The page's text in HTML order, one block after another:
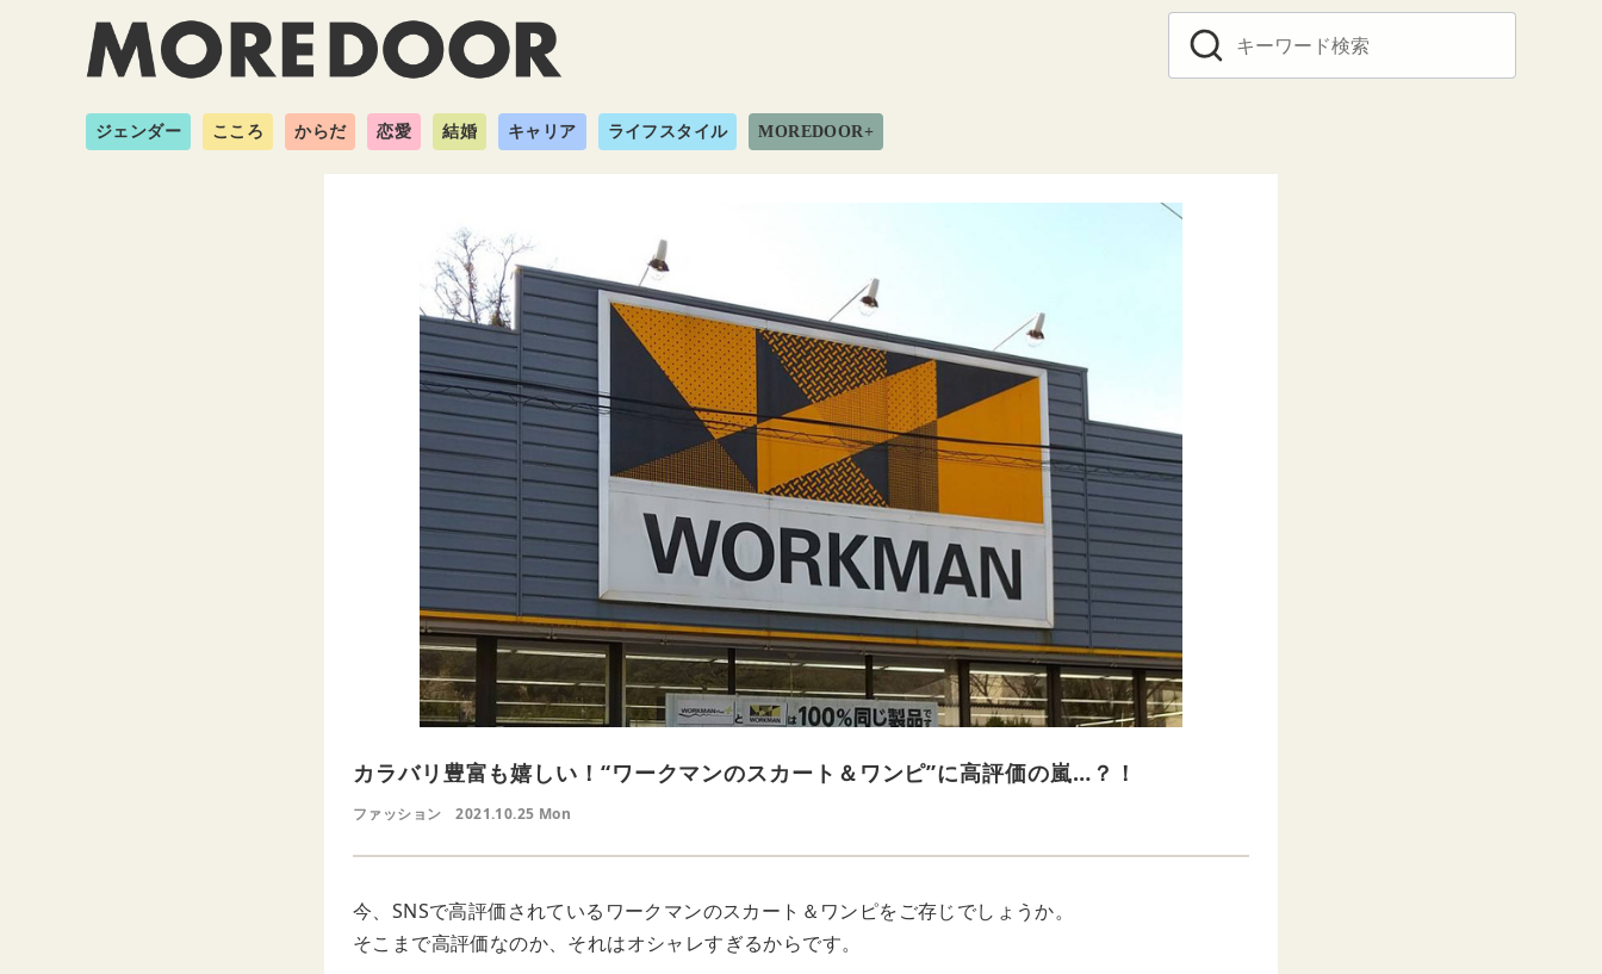
ジェンダー こころ からだ 恋愛 結婚 キャリア ライフスタイル MOREDOOR+
カラバリ豊富も嬉しい！“ワークマンのスカート＆ワンピ”に高評価の嵐…？！
ファッション 2021.10.25 Mon
今、SNSで高評価されているワークマンのスカート＆ワンピをご存じでしょうか。
そこまで高評価なのか、それはオシャレすぎるからです。